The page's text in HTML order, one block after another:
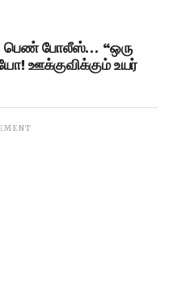
பெண் போலீஸ்… “ஒரு
ஊக்குவிக்கும் உயர்